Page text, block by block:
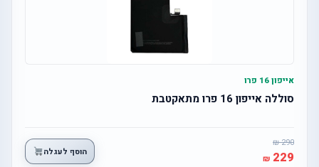
אייפון 16 פרו
סוללה אייפון 16 פרו מתאקטבת
290
229 הוסף לעגלה